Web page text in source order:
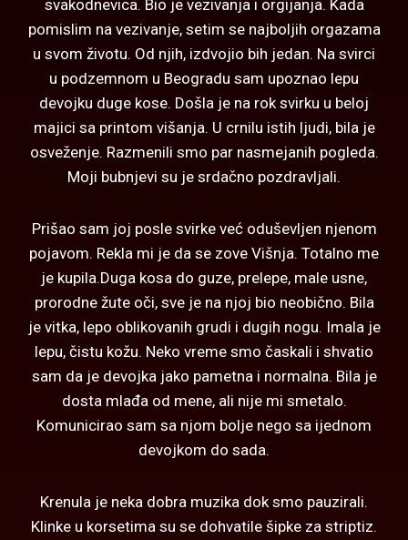
svakodnevica. Bio je vezivanja i orgijanja. Kada
pomislim na vezivanje, setim se najboljih orgazama
u svom životu. Od njih, izdvojio bih jedan. Na svirci
u podzemnom u Beogradu sam upoznao lepu
devojku duge kose. Došla je na rok svirku u beloj
majici sa printom višanja. U crnilu istih ljudi, bila je
osveženje. Razmenili smo par nasmejanih pogleda.
Moji bubnjevi su je srdačno pozdravljali.
Prišao sam joj posle svirke već oduševljen njenom
pojavom. Rekla mi je da se zove Višnja. Totalno me
je kupila.Duga kosa do guze, prelepe, male usne,
prorodne žute oči, sve je na njoj bio neobično. Bila
je vitka, lepo oblikovanih grudi i dugih nogu. Imala je
lepu, čistu kožu. Neko vreme smo časkali i shvatio
sam da je devojka jako pametna i normalna. Bila je
dosta mlađa od mene, ali nije mi smetalo.
Komunicirao sam sa njom bolje nego sa ijednom
devojkom do sada.
Krenula je neka dobra muzika dok smo pauzirali.
Klinke u korsetima su se dohvatile šipke za striptiz.